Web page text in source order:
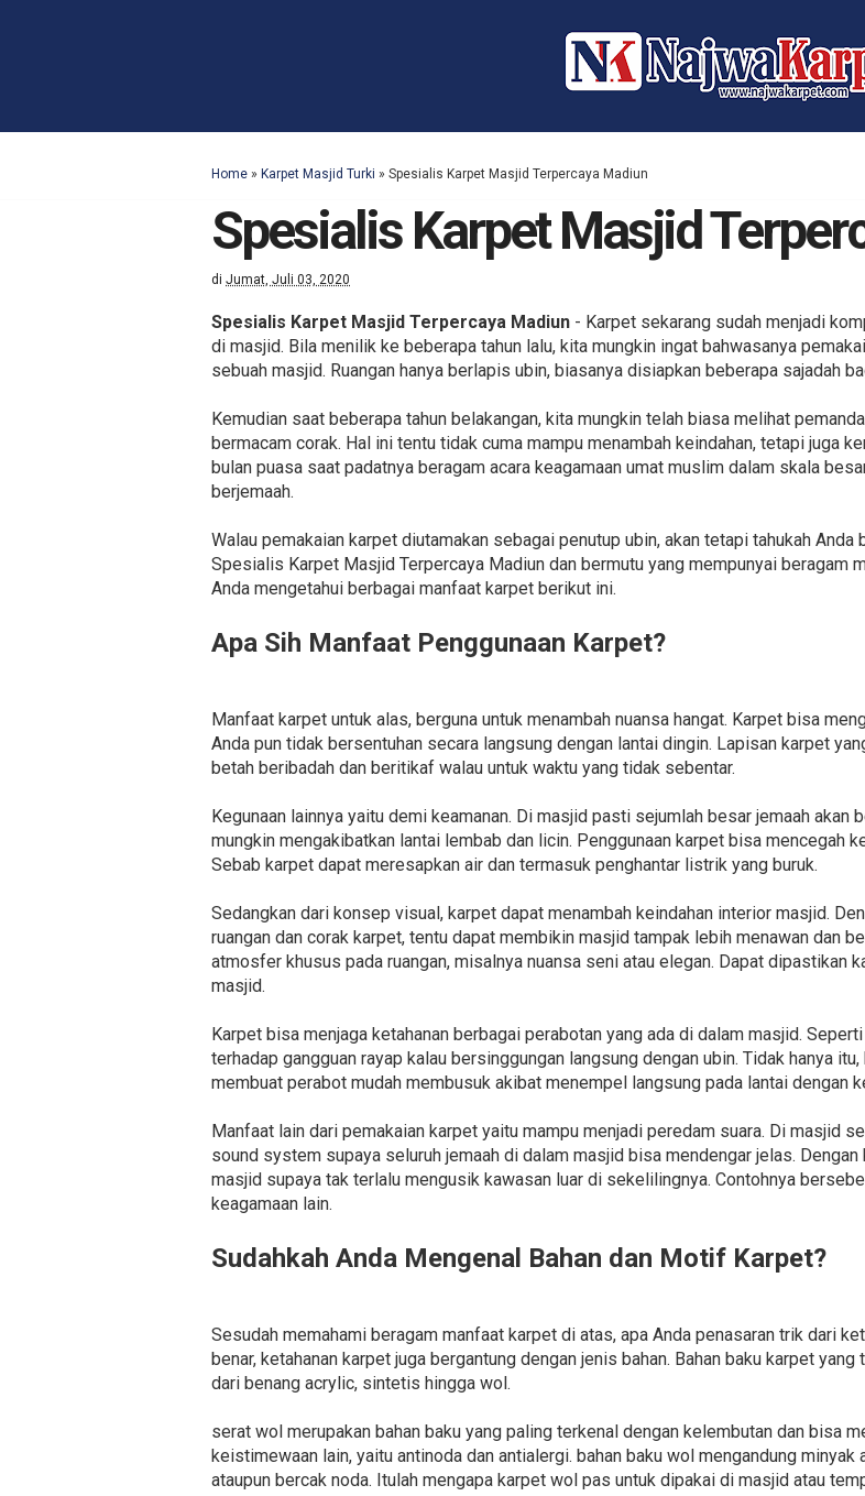
Home » Karpet Masjid Turki » Spesialis Karpet Masjid Terpercaya Madiun
Spesialis Karpet Masjid
di Jumat, Juli 03, 2020
Spesialis Karpet Masjid Terpercaya Madiun - Karpet sekarang sudah menjadi
di masjid. Bila menilik ke beberapa tahun lalu, kita mungkin ingat bahwasanya
sebuah masjid. Ruangan hanya berlapis ubin, biasanya disiapkan beberapa sajadah
Kemudian saat beberapa tahun belakangan, kita mungkin telah biasa melihat
bermacam corak. Hal ini tentu tidak cuma mampu menambah keindahan, tetapi juga
bulan puasa saat padatnya beragam acara keagamaan umat muslim dalam skala
berjemaah.
Walau pemakaian karpet diutamakan sebagai penutup ubin, akan tetapi tahukah
Spesialis Karpet Masjid Terpercaya Madiun dan bermutu yang mempunyai beragam
Anda mengetahui berbagai manfaat karpet berikut ini.
Apa Sih Manfaat Penggunaan Karpet?
Manfaat karpet untuk alas, berguna untuk menambah nuansa hangat. Karpet bisa
Anda pun tidak bersentuhan secara langsung dengan lantai dingin. Lapisan karpet
betah beribadah dan beritikaf walau untuk waktu yang tidak sebentar.
Kegunaan lainnya yaitu demi keamanan. Di masjid pasti sejumlah besar jemaah
mungkin mengakibatkan lantai lembab dan licin. Penggunaan karpet bisa mencegah
Sebab karpet dapat meresapkan air dan termasuk penghantar listrik yang buruk.
Sedangkan dari konsep visual, karpet dapat menambah keindahan interior masjid.
ruangan dan corak karpet, tentu dapat membikin masjid tampak lebih menawan dan
atmosfer khusus pada ruangan, misalnya nuansa seni atau elegan. Dapat dipastikan
masjid.
Karpet bisa menjaga ketahanan berbagai perabotan yang ada di dalam masjid.
terhadap gangguan rayap kalau bersinggungan langsung dengan ubin. Tidak hanya
membuat perabot mudah membusuk akibat menempel langsung pada lantai dengan
Manfaat lain dari pemakaian karpet yaitu mampu menjadi peredam suara. Di masjid
sound system supaya seluruh jemaah di dalam masjid bisa mendengar jelas.
masjid supaya tak terlalu mengusik kawasan luar di sekelilingnya. Contohnya
keagamaan lain.
Sudahkah Anda Mengenal Bahan dan Motif Karpet?
Sesudah memahami beragam manfaat karpet di atas, apa Anda penasaran trik dari
benar, ketahanan karpet juga bergantung dengan jenis bahan. Bahan baku karpet
dari benang acrylic, sintetis hingga wol.
serat wol merupakan bahan baku yang paling terkenal dengan kelembutan dan bisa
keistimewaan lain, yaitu antinoda dan antialergi. bahan baku wol mengandung
ataupun bercak noda. Itulah mengapa karpet wol pas untuk dipakai di masjid atau